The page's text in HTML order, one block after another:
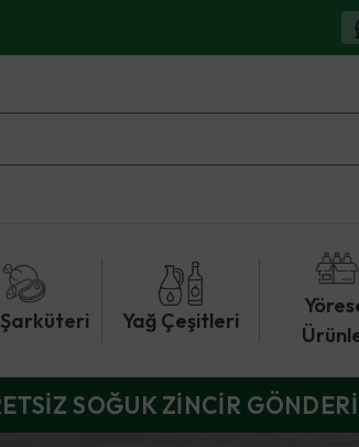
Yağ Çeşitleri
SOĞUK ZİNCİR